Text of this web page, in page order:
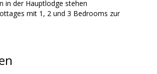
in der Hauptlodge stehen
mit 1, 2 und 3 Bedrooms zur